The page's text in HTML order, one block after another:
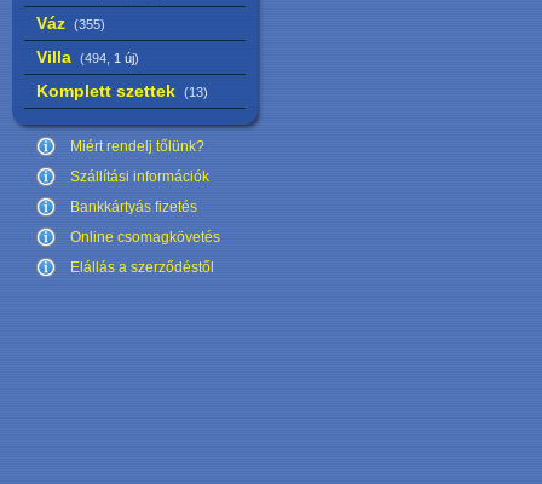
Váz (355)
Villa (494, 1 új)
Komplett szettek (13)
Miért rendelj tőlünk?
Szállítási információk
Bankkártyás fizetés
Online csomagkövetés
Elállás a szerződéstől